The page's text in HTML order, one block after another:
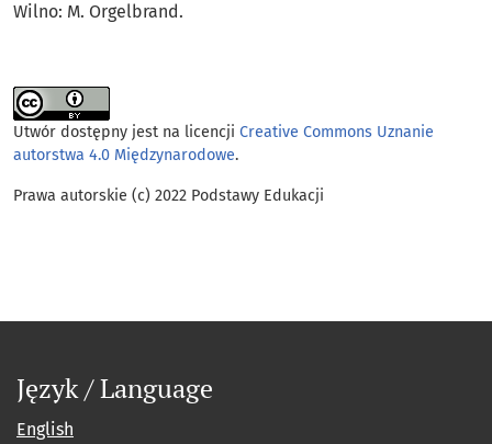
Wilno: M. Orgelbrand.
Utwór dostępny jest na licencji Creative Commons Uznanie
autorstwa 4.0 Międzynarodowe.
Prawa autorskie (c) 2022 Podstawy Edukacji
Język / Language
English